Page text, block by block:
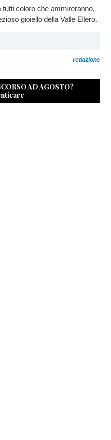
coloro che ammireranno,
gioiello della Valle Ellero.
redazione
AD AGOSTO?